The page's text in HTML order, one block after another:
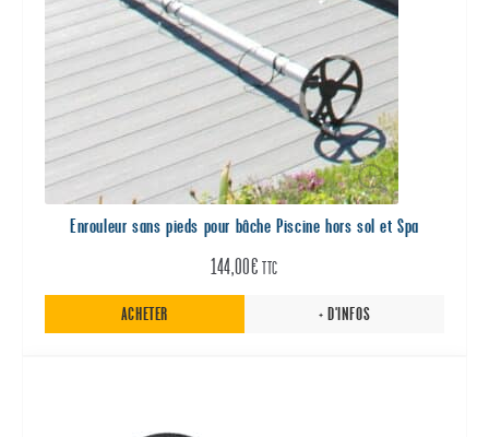
Enrouleur sans pieds pour bâche Piscine hors sol et Spa
144,00€ TTC
ACHETER + D'INFOS